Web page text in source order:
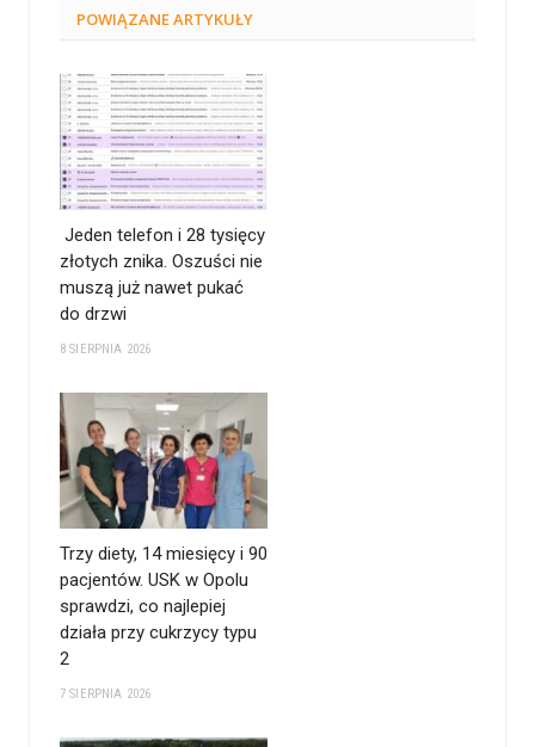
POWIĄZANEARTYKUŁY
Jeden telefon i 28 tysięcy
złotych znika. Oszuści nie
muszą już nawet pukać
do drzwi
8 SIERPNIA 2026
Trzy diety, 14 miesięcy i 90
pacjentów. USK w Opolu
sprawdzi, co najlepiej
działa przy cukrzycy typu
2
7 SIERPNIA 2026